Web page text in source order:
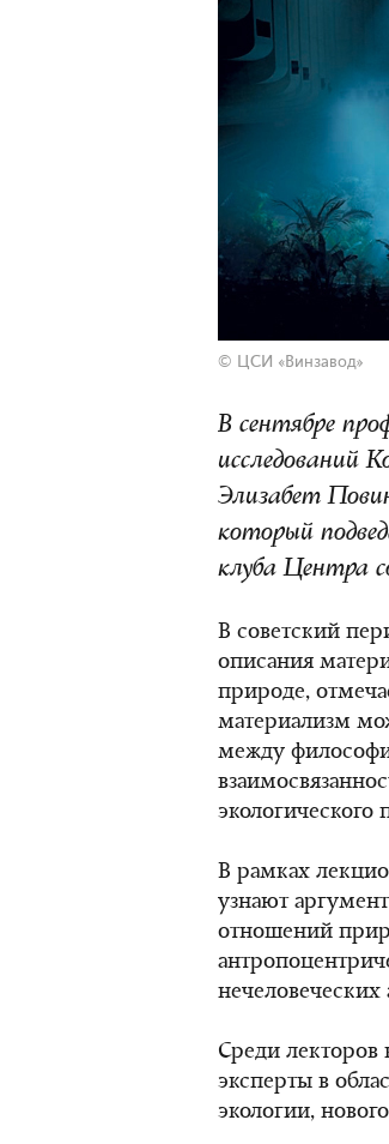
© ЦСИ «Винзавод»
В сентябре
исследований
Элизабет
который
клуба Центра
В советский
описания
природе,
материализм
между
экологического
В рамках
узнают
отношений
Среди лекторов
эксперты в
экологии,